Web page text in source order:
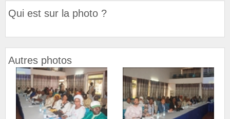
Qui est sur la photo ?
Autres photos